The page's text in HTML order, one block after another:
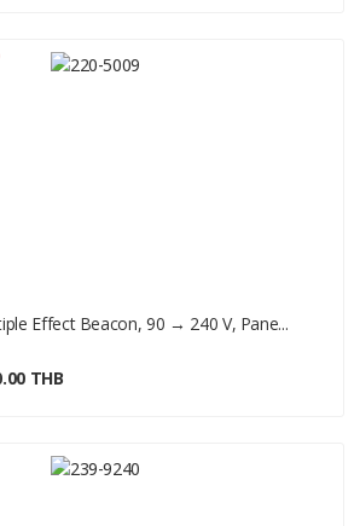
Effect Beacon, 90 → 240 V, Pane...
THB